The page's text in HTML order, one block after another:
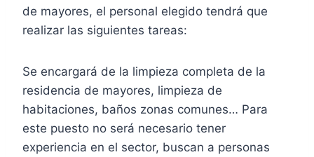
de mayores, el personal elegido tendrá que
realizar las siguientes tareas:
Se encargará de la limpieza completa de la
residencia de mayores, limpieza de
habitaciones, baños zonas comunes… Para
este puesto no será necesario tener
experiencia en el sector, buscan a personas